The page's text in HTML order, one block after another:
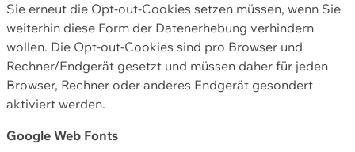
Sie erneut die Opt-out-Cookies setzen müssen, wenn Sie
weiterhin diese Form der Datenerhebung verhindern
wollen. Die Opt-out-Cookies sind pro Browser und
Rechner/Endgerät gesetzt und müssen daher für jeden
Browser, Rechner oder anderes Endgerät gesondert
aktiviert werden.
Google Web Fonts